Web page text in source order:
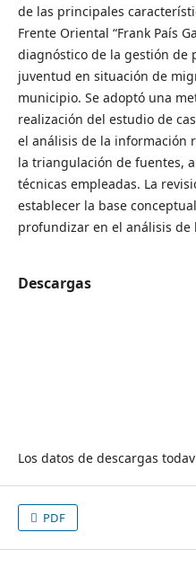
de las principales
Frente Oriental “Frank País
diagnóstico de la gestión de
juventud en situación de
municipio. Se adoptó una
realización del estudio de
el análisis de la información
la triangulación de fuentes,
técnicas empleadas. La
establecer la base
profundizar en el análisis de
Descargas
Los datos de descargas
PDF